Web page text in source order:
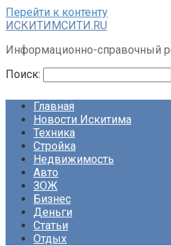
Перейти к контенту
ИСКИТИМСИТИ.RU
Информационно-справочный
Поиск:
Главная
Новости Искитима
Техника
Стройка
Недвижимость
Авто
ЗОЖ
Бизнес
Деньги
Статьи
Отдых